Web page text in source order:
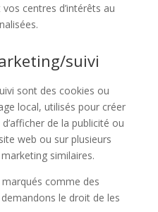
centres d’intérêts au
suivi
sont des cookies ou
local, utilisés pour créer
de la publicité ou
web ou sur plusieurs
similaires.
comme des
le droit de les